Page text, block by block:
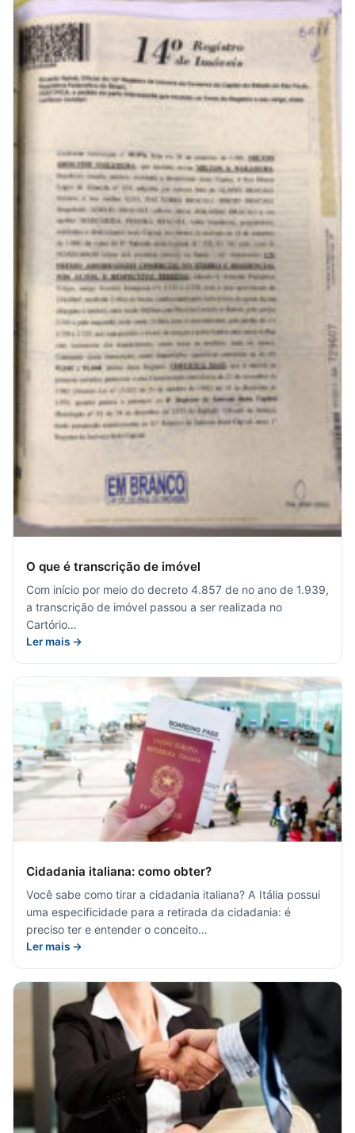
O que é transcrição de imóvel
Com início por meio do decreto 4.857 de no ano de 1.939,
a transcrição de imóvel passou a ser realizada no
Cartório…
Ler mais →
Cidadania italiana: como obter?
Você sabe como tirar a cidadania italiana? A Itália possui
uma especificidade para a retirada da cidadania: é
preciso ter e entender o conceito…
Ler mais →